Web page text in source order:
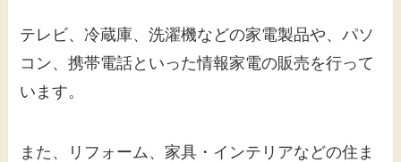
テレビ、冷蔵庫、洗濯機などの家電製品や、パソ
コン、携帯電話といった情報家電の販売を行って
います。​
また、リフォーム、家具・インテリアなどの住ま